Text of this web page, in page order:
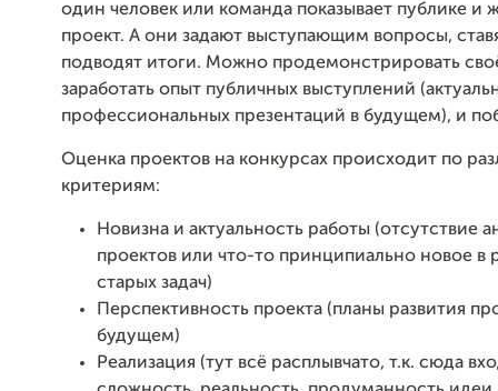
один человек или команда показывает публике и
проект. А они задают выступающим вопросы,
подводят итоги. Можно продемонстрировать
заработать опыт публичных выступлений
профессиональных презентаций в будущем), и
Оценка проектов на конкурсах происходит по
критериям:
Новизна и актуальность работы (отсутствие
проектов или что-то принципиально новое в
старых задач)
Перспективность проекта (планы развития
будущем)
Реализация (тут всё расплывчато, т.к. сюда